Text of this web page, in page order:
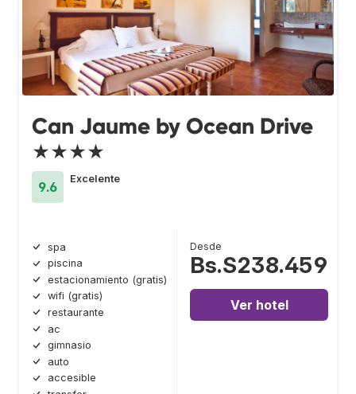
Can Jaume by Ocean Drive
★★★★
9.6
Excelente
spa
piscina
estacionamiento (gratis)
wifi (gratis)
restaurante
ac
gimnasio
auto
accesible
Desde
Bs.S238.459
Ver hotel